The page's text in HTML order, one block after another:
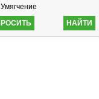
Умягчение